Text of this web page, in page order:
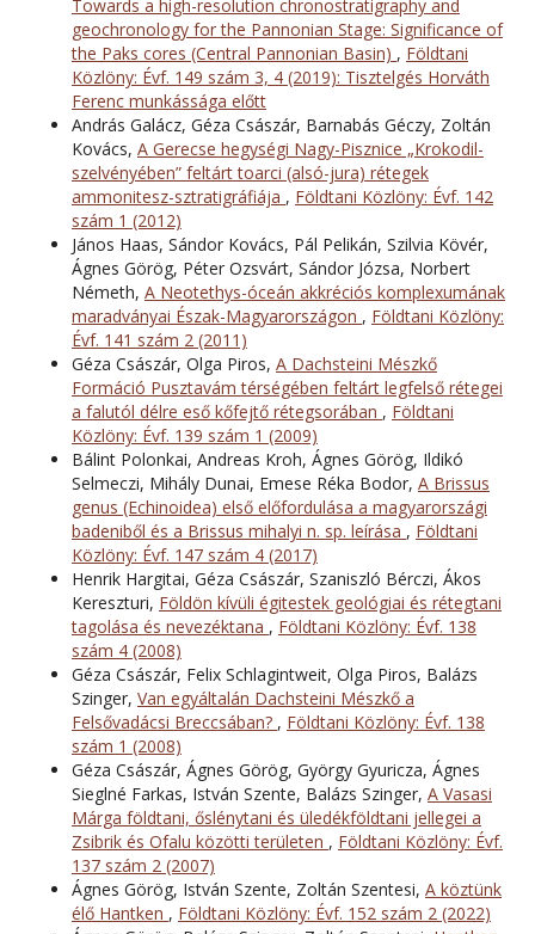
Towards a high-resolution chronostratigraphy and
geochronology for the Pannonian Stage: Significance of
the Paks cores (Central Pannonian Basin) , Földtani
Közlöny: Évf. 149 szám 3, 4 (2019): Tisztelgés Horváth
Ferenc munkássága előtt
András Galácz, Géza Császár, Barnabás Géczy, Zoltán
Kovács, A Gerecse hegységi Nagy-Pisznice „Krokodil-
szelvényében” feltárt toarci (alsó-jura) rétegek
ammonitesz-sztratigráfiája , Földtani Közlöny: Évf. 142
szám 1 (2012)
János Haas, Sándor Kovács, Pál Pelikán, Szilvia Kövér,
Ágnes Görög, Péter Ozsvárt, Sándor Józsa, Norbert
Németh, A Neotethys-óceán akkréciós komplexumának
maradványai Észak-Magyarországon , Földtani Közlöny:
Évf. 141 szám 2 (2011)
Géza Császár, Olga Piros, A Dachsteini Mészkő
Formáció Pusztavám térségében feltárt legfelső rétegei
a falutól délre eső kőfejtő rétegsorában , Földtani
Közlöny: Évf. 139 szám 1 (2009)
Bálint Polonkai, Andreas Kroh, Ágnes Görög, Ildikó
Selmeczi, Mihály Dunai, Emese Réka Bodor, A Brissus
genus (Echinoidea) első előfordulása a magyarországi
badeniből és a Brissus mihalyi n. sp. leírása , Földtani
Közlöny: Évf. 147 szám 4 (2017)
Henrik Hargitai, Géza Császár, Szaniszló Bérczi, Ákos
Kereszturi, Földön kívüli égitestek geológiai és rétegtani
tagolása és nevezéktana , Földtani Közlöny: Évf. 138
szám 4 (2008)
Géza Császár, Felix Schlagintweit, Olga Piros, Balázs
Szinger, Van egyáltalán Dachsteini Mészkő a
Felsővadácsi Breccsában? , Földtani Közlöny: Évf. 138
szám 1 (2008)
Géza Császár, Ágnes Görög, György Gyuricza, Ágnes
Sieglné Farkas, István Szente, Balázs Szinger, A Vasasi
Márga földtani, őslénytani és üledékföldtani jellegei a
Zsibrik és Ofalu közötti területen , Földtani Közlöny: Évf.
137 szám 2 (2007)
Ágnes Görög, István Szente, Zoltán Szentesi, A köztünk
élő Hantken , Földtani Közlöny: Évf. 152 szám 2 (2022)